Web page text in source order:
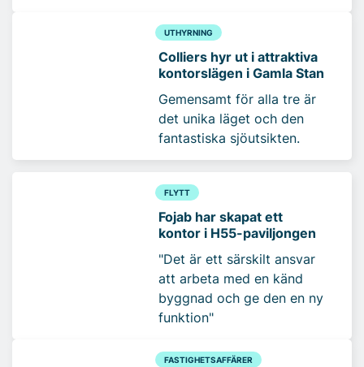
UTHYRNING
Colliers hyr ut i attraktiva
kontorslägen i Gamla Stan
Gemensamt för alla tre är
det unika läget och den
fantastiska sjöutsikten.
FLYTT
Fojab har skapat ett
kontor i H55-paviljongen
"Det är ett särskilt ansvar
att arbeta med en känd
byggnad och ge den en ny
funktion"
FASTIGHETSAFFÄRER